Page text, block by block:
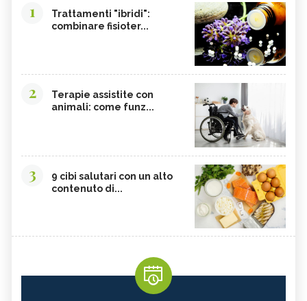
1
Trattamenti "ibridi":
combinare fisioter...
2
Terapie assistite con
animali: come funz...
3
9 cibi salutari con un alto
contenuto di...